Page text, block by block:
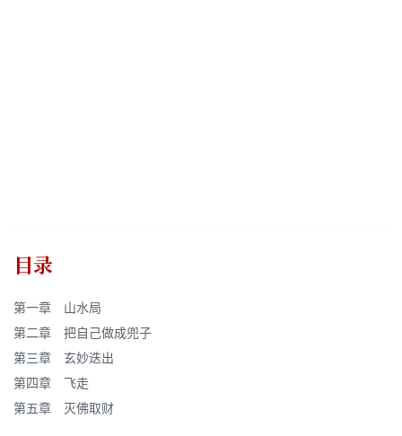
目录
第一章 山水局
第二章 把自己做成兜子
第三章 玄妙迭出
第四章 飞走
第五章 灭佛取财